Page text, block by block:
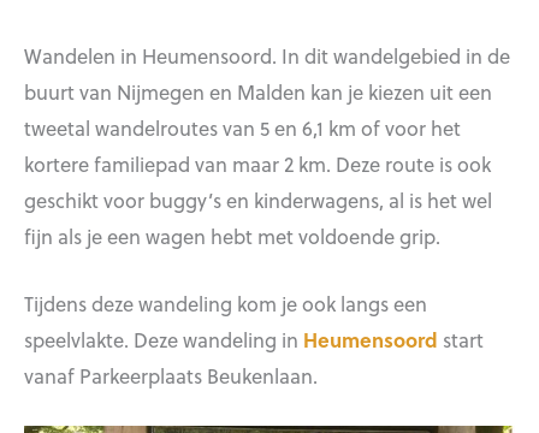
Wandelen in Heumensoord. In dit wandelgebied in de
buurt van Nijmegen en Malden kan je kiezen uit een
tweetal wandelroutes van 5 en 6,1 km of voor het
kortere familiepad van maar 2 km. Deze route is ook
geschikt voor buggy’s en kinderwagens, al is het wel
fijn als je een wagen hebt met voldoende grip.
Tijdens deze wandeling kom je ook langs een
speelvlakte. Deze wandeling in Heumensoord start
vanaf Parkeerplaats Beukenlaan.